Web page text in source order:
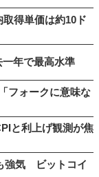
得単価は約10ド
年で最高水準
フォークに意味な
と利上げ観測が焦
強気 ビットコイ